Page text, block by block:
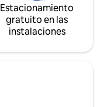
Estacionamiento
gratuito en las
instalaciones